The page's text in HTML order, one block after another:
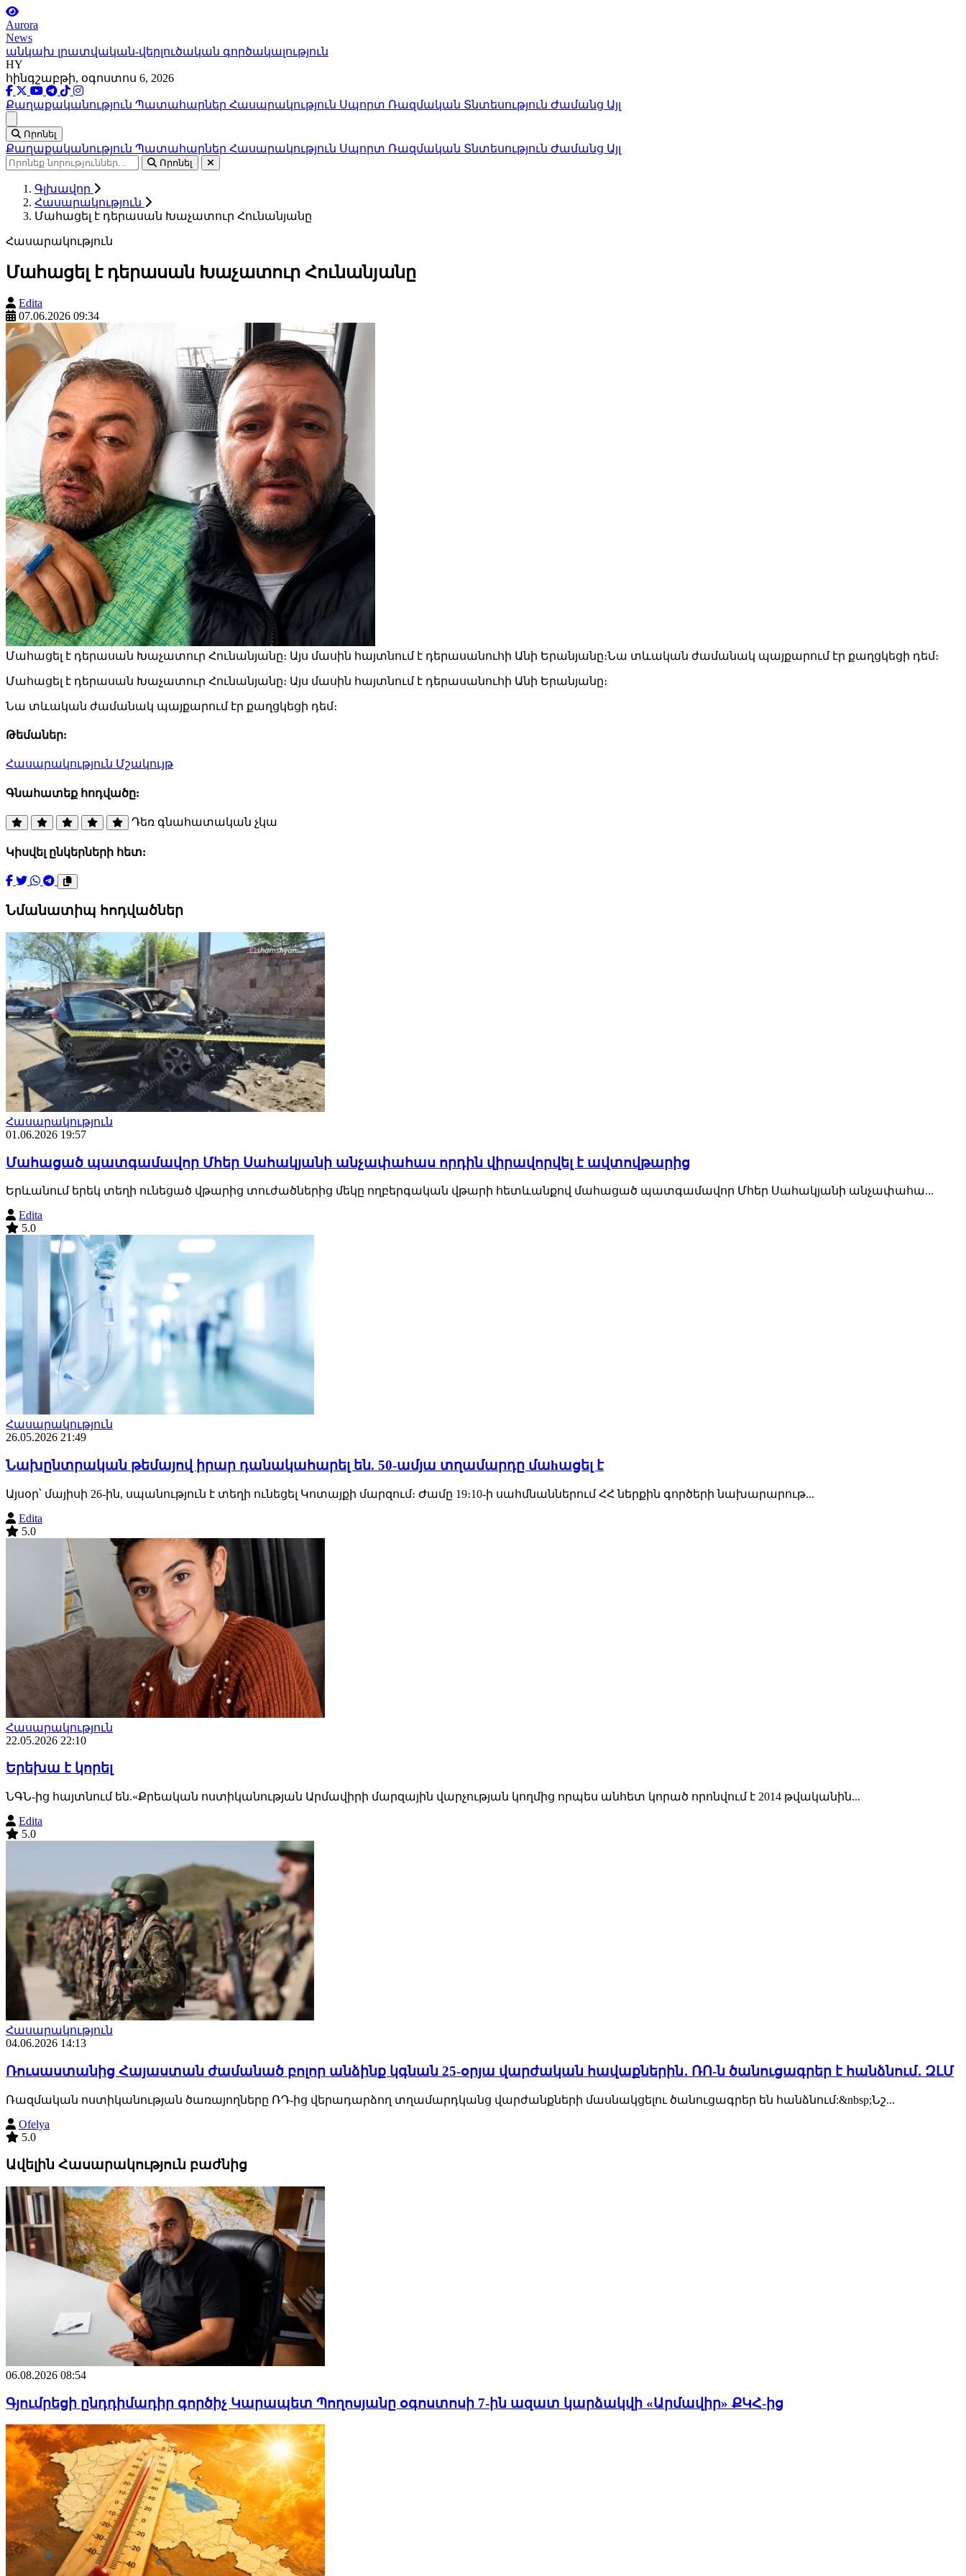
Aurora
News
անկախ լրատվական-վերլուծական գործակալություն
HY
հինգշաբթի, օգոստոս 6, 2026
Քաղաքականություն Պատահարներ Հասարակություն Սպորտ Ռազմական Տնտեսություն Ժամանց Այլ
Որոնել
Քաղաքականություն Պատահարներ Հասարակություն Սպորտ Ռազմական Տնտեսություն Ժամանց Այլ
Որոնել
Գլխավոր
Հասարակություն
Մահացել է դերասան Խաչատուր Հունանյանը
Հասարակություն
Մահացել է դերասան Խաչատուր Հունանյանը
Edita
07.06.2026 09:34
Մահացել է դերասան Խաչատուր Հունանյանը։ Այս մասին հայտնում է դերասանուհի Անի Երանյանը։Նա տևական ժամանակ պայքարում էր քաղցկեցի դեմ։
Մահացել է դերասան Խաչատուր Հունանյանը։ Այս մասին հայտնում է դերասանուհի Անի Երանյանը։
Նա տևական ժամանակ պայքարում էր քաղցկեցի դեմ։
Թեմաներ:
Հասարակություն Մշակույթ
Գնահատեք հոդվածը:
Դեռ գնահատական չկա
Կիսվել ընկերների հետ:
Նմանատիպ հոդվածներ
Հասարակություն
01.06.2026 19:57
Մահացած պատգամավոր Մհեր Սահակյանի անչափահաս որդին վիրավորվել է ավտովթարից
Երևանում երեկ տեղի ունեցած վթարից տուժածներից մեկը ողբերգական վթարի հետևանքով մահացած պատգամավոր Մհեր Սահակյանի անչափահա...
Edita
5.0
Հասարակություն
26.05.2026 21:49
Նախընտրական թեմայով իրար դանակահարել են. 50-ամյա տղամարդը մաhացել է
Այսօր՝ մայիսի 26-ին, սպանություն է տեղի ունեցել Կոտայքի մարզում։ Ժամը 19։10-ի սահմնաններում ՀՀ ներքին գործերի նախարարութ...
Edita
5.0
Հասարակություն
22.05.2026 22:10
Երեխա է կորել
ՆԳՆ-ից հայտնում են.«Քրեական ոստիկանության Արմավիրի մարզային վարչության կողմից որպես անհետ կորած որոնվում է 2014 թվականին...
Edita
5.0
Հասարակություն
04.06.2026 14:13
Ռուսաստանից Հայաստան ժամանած բոլոր անձինք կգնան 25-օրյա վարժական հավաքներին․ ՌՈ-ն ծանուցագրեր է հանձնում․ ԶԼՄ
Ռազմական ոստիկանության ծառայողները ՌԴ-ից վերադարձող տղամարդկանց վարժանքների մասնակցելու ծանուցագրեր են հանձնում:&nbsp;Նշ...
Ofelya
5.0
Ավելին Հասարակություն բաժնից
06.08.2026 08:54
Գյումրեցի ընդդիմադիր գործիչ Կարապետ Պողոսյանը օգոստոսի 7-ին ազատ կարձակվի «Արմավիր» ՔԿՀ-ից